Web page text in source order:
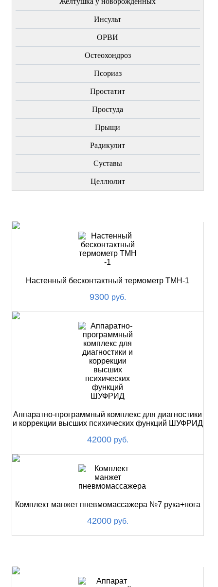
Инсульт
ОРВИ
Остеохондроз
Пcориаз
Простатит
Простуда
Прыщи
Радикулит
Суставы
Целлюлит
Настенный бесконтактный термометр ТМН-1
9300 руб.
Аппаратно-программный комплекс для диагностики
и коррекции высших психических функций ШУФРИД
42000 руб.
Комплект манжет пневмомассажера №7 рука+нога
42000 руб.